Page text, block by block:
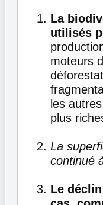
La
utilisés
moteurs
les
plus
La
continué
Le